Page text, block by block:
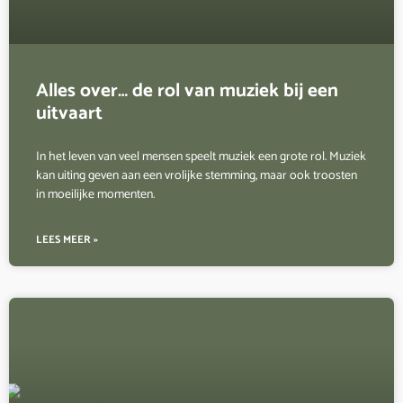
Alles over… de rol van muziek bij een
uitvaart
In het leven van veel mensen speelt muziek een grote rol. Muziek
kan uiting geven aan een vrolijke stemming, maar ook troosten
in moeilijke momenten.
LEES MEER »